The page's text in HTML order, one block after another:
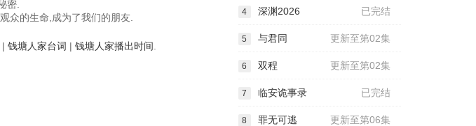
密.
众的生命,成为了我们的朋友.
| 钱塘人家台词 | 钱塘人家播出时间
已完结
4 深渊2026
更新至第02集
5 与君同
更新至第02集
6 双程
已完结
7 临安诡事录
更新至第06集
8 罪无可逃